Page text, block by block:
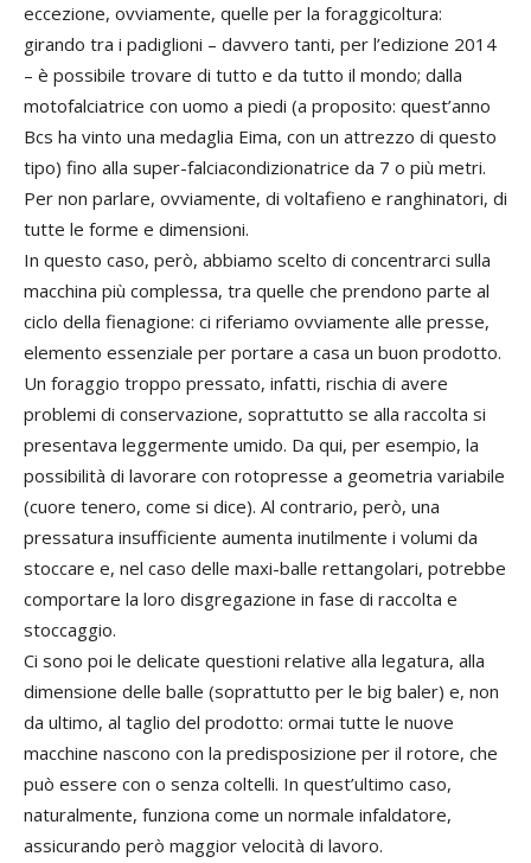
eccezione, ovviamente, quelle per la foraggicoltura:
girando tra i padiglioni – davvero tanti, per l’edizione 2014
– è possibile trovare di tutto e da tutto il mondo; dalla
motofalciatrice con uomo a piedi (a proposito: quest’anno
Bcs ha vinto una medaglia Eima, con un attrezzo di questo
tipo) fino alla super-falciacondizionatrice da 7 o più metri.
Per non parlare, ovviamente, di voltafieno e ranghinatori, di
tutte le forme e dimensioni.
In questo caso, però, abbiamo scelto di concentrarci sulla
macchina più complessa, tra quelle che prendono parte al
ciclo della fienagione: ci riferiamo ovviamente alle presse,
elemento essenziale per portare a casa un buon prodotto.
Un foraggio troppo pressato, infatti, rischia di avere
problemi di conservazione, soprattutto se alla raccolta si
presentava leggermente umido. Da qui, per esempio, la
possibilità di lavorare con rotopresse a geometria variabile
(cuore tenero, come si dice). Al contrario, però, una
pressatura insufficiente aumenta inutilmente i volumi da
stoccare e, nel caso delle maxi-balle rettangolari, potrebbe
comportare la loro disgregazione in fase di raccolta e
stoccaggio.
Ci sono poi le delicate questioni relative alla legatura, alla
dimensione delle balle (soprattutto per le big baler) e, non
da ultimo, al taglio del prodotto: ormai tutte le nuove
macchine nascono con la predisposizione per il rotore, che
può essere con o senza coltelli. In quest’ultimo caso,
naturalmente, funziona come un normale infaldatore,
assicurando però maggior velocità di lavoro.